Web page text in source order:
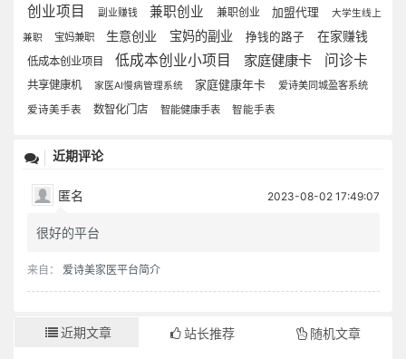
创业项目 副业赚钱 兼职创业 兼职创业 加盟代理 大学生线上
兼职 宝妈兼职 生意创业 宝妈的副业 挣钱的路子 在家赚钱
低成本创业项目 低成本创业小项目 家庭健康卡 问诊卡
共享健康机 家医AI慢病管理系统 家庭健康年卡
爱诗美同城盈客系统
爱诗美手表
数智化门店 智能健康手表 智能手表
近期评论
匿名 2023-08-02 17:49:07
很好的平台
来自： 爱诗美家医平台简介
近期文章 站长推荐 随机文章